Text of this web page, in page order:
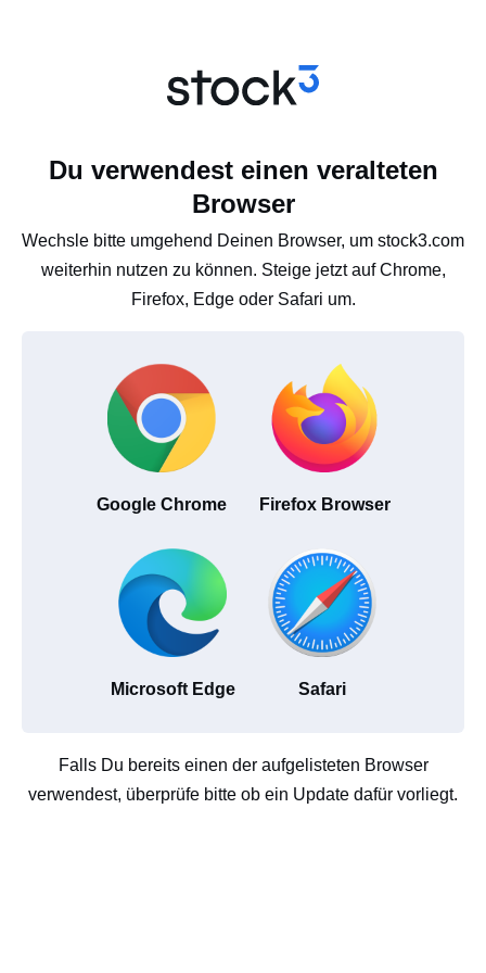
Du verwendest einen veralteten
Browser
Wechsle bitte umgehend Deinen Browser, um stock3.com
weiterhin nutzen zu können. Steige jetzt auf Chrome,
Firefox, Edge oder Safari um.
Google Chrome Firefox Browser
Microsoft Edge Safari
Falls Du bereits einen der aufgelisteten Browser
verwendest, überprüfe bitte ob ein Update dafür vorliegt.